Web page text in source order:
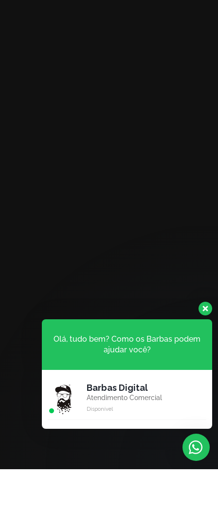
Olá, tudo bem? Como os Barbas podem
ajudar você?
Barbas Digital
Atendimento Comercial
Disponível